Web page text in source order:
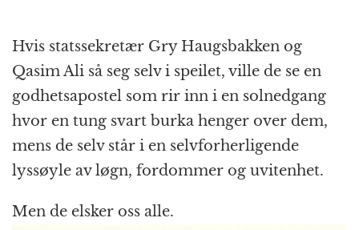
Hvis statssekretær Gry Haugsbakken og
Qasim Ali så seg selv i speilet, ville de se en
godhetsapostel som rir inn i en solnedgang
hvor en tung svart burka henger over dem,
mens de selv står i en selvforherligende
lyssøyle av løgn, fordommer og uvitenhet.
Men de elsker oss alle.